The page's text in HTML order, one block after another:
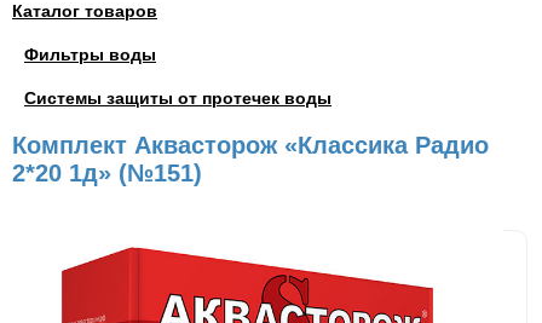
Каталог товаров
Фильтры воды
Системы защиты от протечек воды
Комплект Аквасторож «Классика Радио
2*20 1д» (№151)